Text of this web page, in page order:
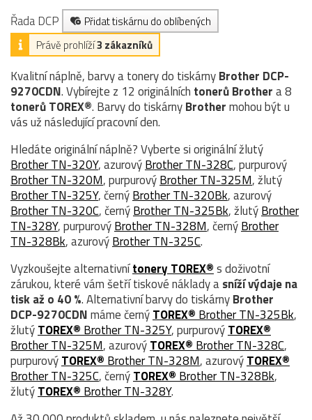
Řada DCP
Přidat tiskárnu do oblíbených
Právě prohlíží3 zákazníků
Kvalitní náplně, barvy a tonery do tiskárnyBrother DCP-
9270CDN. Vybírejte z 12 originálních tonerůBrothera 8
tonerů TOREX®. Barvy do tiskárnyBrothermohou být u
vás už následující pracovní den.
Hledáte originální náplně? Vyberte si originální žlutý
Brother TN-320Y, azurovýBrother TN-328C, purpurový
Brother TN-320M, purpurovýBrother TN-325M, žlutý
Brother TN-325Y, černýBrother TN-320Bk, azurový
Brother TN-320C, černýBrother TN-325Bk, žlutýBrother
TN-328Y, purpurovýBrother TN-328M, černýBrother
TN-328Bk, azurovýBrother TN-325C.
Vyzkoušejte alternativnítonery TOREX®s doživotní
zárukou, které vám šetří tiskové náklady asníží výdaje na
tisk až o 40 %. Alternativní barvy do tiskárnyBrother
DCP-9270CDNmáme černýTOREX® Brother TN-325Bk,
žlutýTOREX® Brother TN-325Y, purpurovýTOREX®
Brother TN-325M, azurovýTOREX® Brother TN-328C,
purpurovýTOREX® Brother TN-328M, azurovýTOREX®
Brother TN-325C, černýTOREX® Brother TN-328Bk,
žlutýTOREX® Brother TN-328Y.